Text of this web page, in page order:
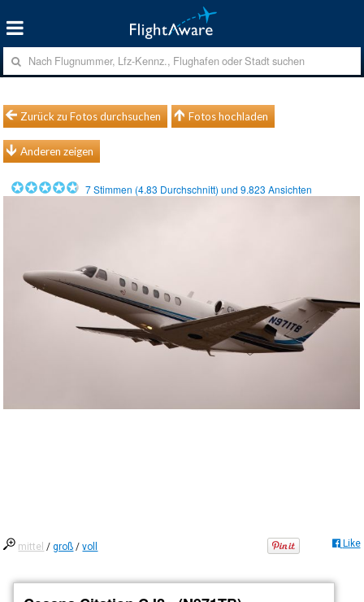
Zurück zu Fotos durchsuchen Fotos hochladen
Anderen zeigen
7Stimmen (4.83 Durchschnitt) und9.823 Ansichten
mittel /groß /voll Like